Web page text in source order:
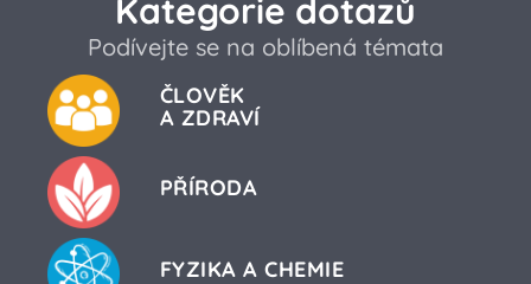
Kategorie dotazů
Podívejte se na oblíbená témata
ČLOVĚK
A ZDRAVÍ
PŘÍRODA
FYZIKA A CHEMIE